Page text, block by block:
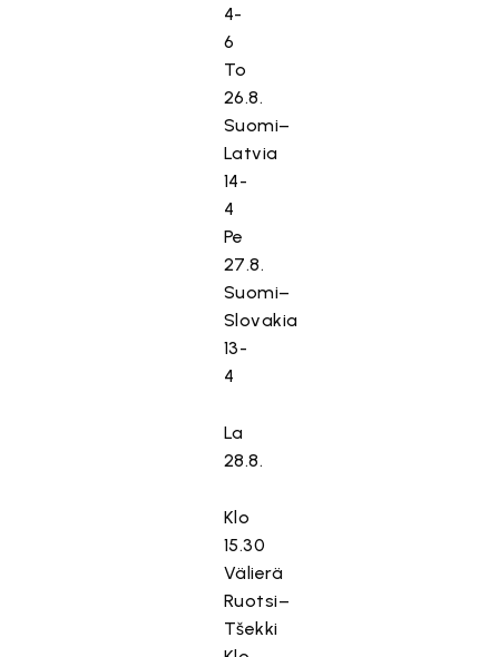
4-
6
To
26.8.
Suomi–
Latvia
14-
4
Pe
27.8.
Suomi–
Slovakia
13-
4
La
28.8.
Klo
15.30
Välierä
Ruotsi–
Tšekki